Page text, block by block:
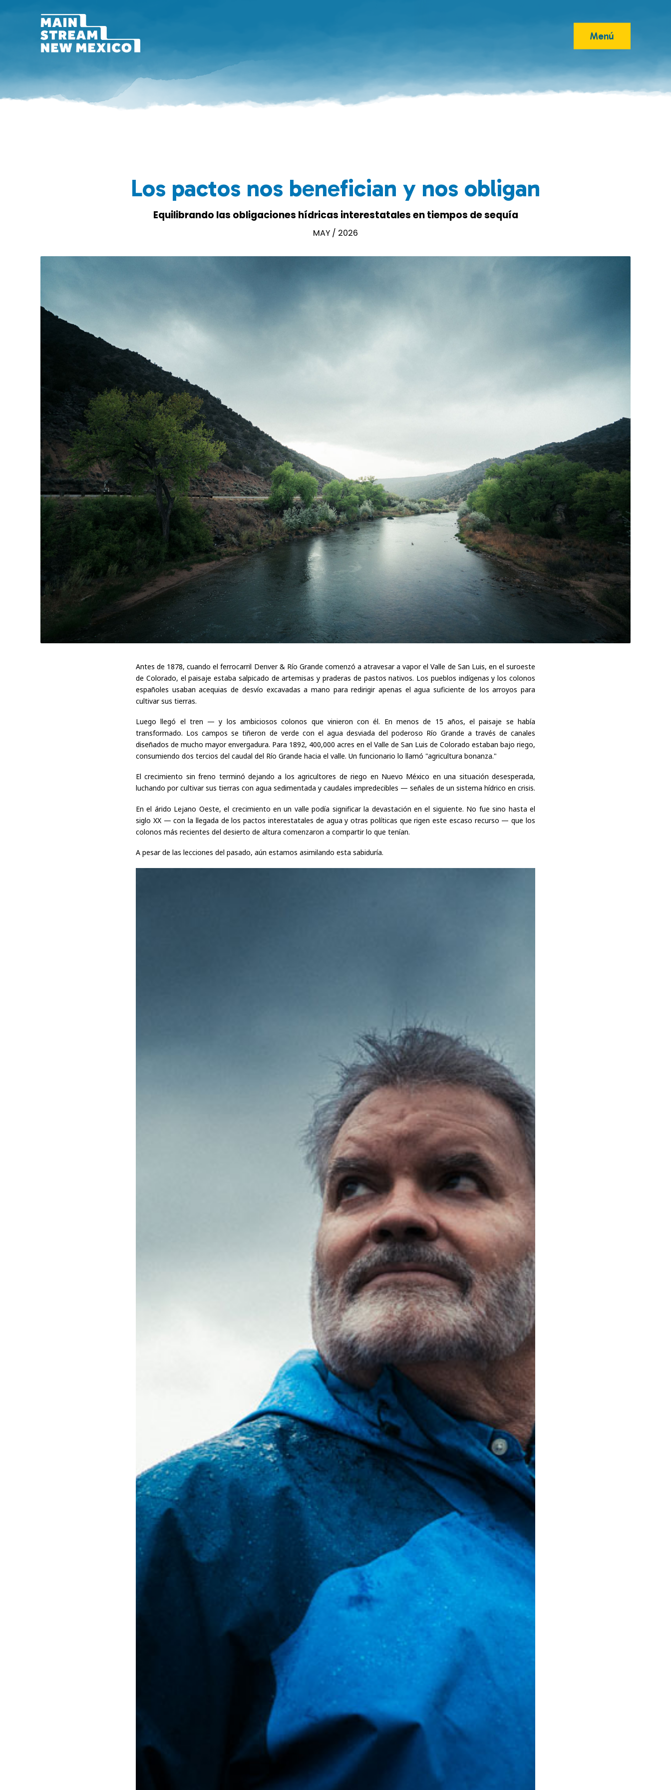
Menú
Los pactos nos benefician y nos obligan
Equilibrando las obligaciones hídricas interestatales en tiempos de sequía
MAY / 2026
Antes de 1878, cuando el ferrocarril Denver & Río Grande comenzó a atravesar a vapor el Valle de San Luis, en el suroeste
de Colorado, el paisaje estaba salpicado de artemisas y praderas de pastos nativos. Los pueblos indígenas y los colonos
españoles usaban acequias de desvío excavadas a mano para redirigir apenas el agua suficiente de los arroyos para
cultivar sus tierras.
Luego llegó el tren — y los ambiciosos colonos que vinieron con él. En menos de 15 años, el paisaje se había
transformado. Los campos se tiñeron de verde con el agua desviada del poderoso Río Grande a través de canales
diseñados de mucho mayor envergadura. Para 1892, 400,000 acres en el Valle de San Luis de Colorado estaban bajo riego,
consumiendo dos tercios del caudal del Río Grande hacia el valle. Un funcionario lo llamó "agricultura bonanza."
El crecimiento sin freno terminó dejando a los agricultores de riego en Nuevo México en una situación desesperada,
luchando por cultivar sus tierras con agua sedimentada y caudales impredecibles — señales de un sistema hídrico en crisis.
En el árido Lejano Oeste, el crecimiento en un valle podía significar la devastación en el siguiente. No fue sino hasta el
siglo XX — con la llegada de los pactos interestatales de agua y otras políticas que rigen este escaso recurso — que los
colonos más recientes del desierto de altura comenzaron a compartir lo que tenían.
A pesar de las lecciones del pasado, aún estamos asimilando esta sabiduría.